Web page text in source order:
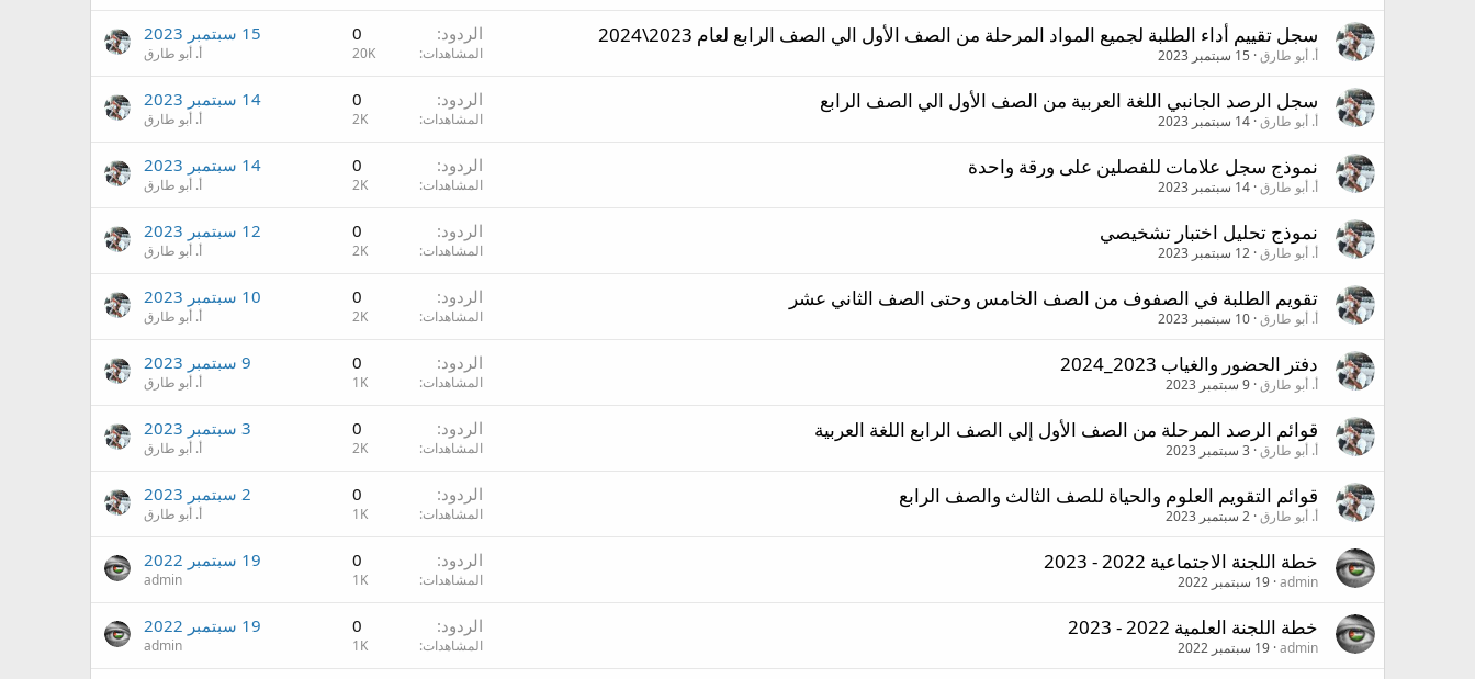
سجل تقييم أداء الطلبة لجميع المواد المرحلة من الصف الأول الي الصف الرابع لعام 2023\2024
أ. أبو طارق 15 سبتمبر 2023
الردود 0
المشاهدات 20K
15 سبتمبر 2023
أ. أبو طارق
سجل الرصد الجانبي اللغة العربية من الصف الأول الي الصف الرابع
أ. أبو طارق 14 سبتمبر 2023
الردود 0
المشاهدات 2K
14 سبتمبر 2023
أ. أبو طارق
نموذج سجل علامات للفصلين على ورقة واحدة
أ. أبو طارق 14 سبتمبر 2023
الردود 0
المشاهدات 2K
14 سبتمبر 2023
أ. أبو طارق
نموذج تحليل اختبار تشخيصي
أ. أبو طارق 12 سبتمبر 2023
الردود 0
المشاهدات 2K
12 سبتمبر 2023
أ. أبو طارق
تقويم الطلبة في الصفوف من الصف الخامس وحتى الصف الثاني عشر
أ. أبو طارق 10 سبتمبر 2023
الردود 0
المشاهدات 2K
10 سبتمبر 2023
أ. أبو طارق
دفتر الحضور والغياب 2023_2024
أ. أبو طارق 9 سبتمبر 2023
الردود 0
المشاهدات 1K
9 سبتمبر 2023
أ. أبو طارق
قوائم الرصد المرحلة من الصف الأول إلي الصف الرابع اللغة العربية
أ. أبو طارق 3 سبتمبر 2023
الردود 0
المشاهدات 2K
3 سبتمبر 2023
أ. أبو طارق
قوائم التقويم العلوم والحياة للصف الثالث والصف الرابع
أ. أبو طارق 2 سبتمبر 2023
الردود 0
المشاهدات 1K
2 سبتمبر 2023
أ. أبو طارق
خطة اللجنة الاجتماعية 2022 - 2023
admin 19 سبتمبر 2022
الردود 0
المشاهدات 1K
19 سبتمبر 2022
admin
خطة اللجنة العلمية 2022 - 2023
admin 19 سبتمبر 2022
الردود 0
المشاهدات 1K
19 سبتمبر 2022
admin